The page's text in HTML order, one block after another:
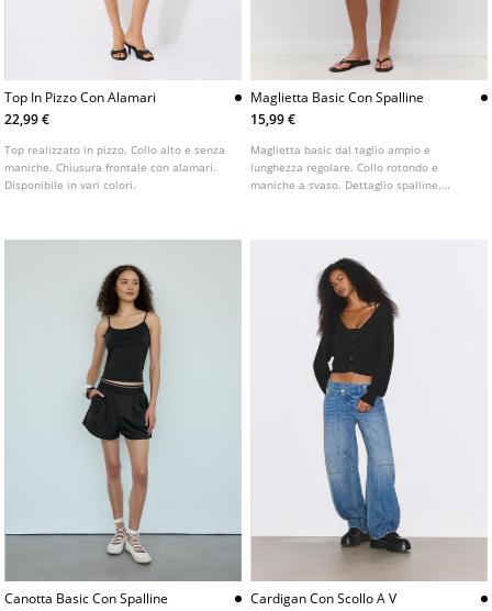
Top In Pizzo Con Alamari
22,99 €
Top realizzato in pizzo. Collo alto e senza
maniche. Chiusura frontale con alamari.
Disponibile in vari colori.
Maglietta Basic Con Spalline
15,99 €
Maglietta basic dal taglio ampio e
lunghezza regolare. Collo rotondo e
maniche a svaso. Dettaglio spalline.
Canotta Basic Con Spalline
Cardigan Con Scollo A V